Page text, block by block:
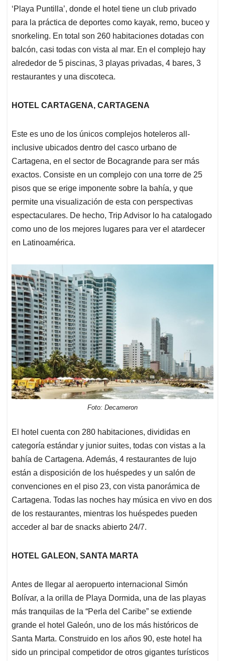
‘Playa Puntilla’, donde el hotel tiene un club privado
para la práctica de deportes como kayak, remo, buceo y
snorkeling. En total son 260 habitaciones dotadas con
balcón, casi todas con vista al mar. En el complejo hay
alrededor de 5 piscinas, 3 playas privadas, 4 bares, 3
restaurantes y una discoteca.
HOTEL CARTAGENA, CARTAGENA
Este es uno de los únicos complejos hoteleros all-
inclusive ubicados dentro del casco urbano de
Cartagena, en el sector de Bocagrande para ser más
exactos. Consiste en un complejo con una torre de 25
pisos que se erige imponente sobre la bahía, y que
permite una visualización de esta con perspectivas
espectaculares. De hecho, Trip Advisor lo ha catalogado
como uno de los mejores lugares para ver el atardecer
en Latinoamérica.
Foto: Decameron
El hotel cuenta con 280 habitaciones, divididas en
categoría estándar y junior suites, todas con vistas a la
bahía de Cartagena. Además, 4 restaurantes de lujo
están a disposición de los huéspedes y un salón de
convenciones en el piso 23, con vista panorámica de
Cartagena. Todas las noches hay música en vivo en dos
de los restaurantes, mientras los huéspedes pueden
acceder al bar de snacks abierto 24/7.
HOTEL GALEON, SANTA MARTA
Antes de llegar al aeropuerto internacional Simón
Bolívar, a la orilla de Playa Dormida, una de las playas
más tranquilas de la “Perla del Caribe” se extiende
grande el hotel Galeón, uno de los más históricos de
Santa Marta. Construido en los años 90, este hotel ha
sido un principal competidor de otros gigantes turísticos